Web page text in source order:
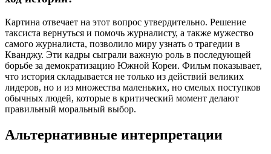
Картина отвечает на этот вопрос утвердительно. Решение
таксиста вернуться и помочь журналисту, а также мужество
самого журналиста, позволило миру узнать о трагедии в
Кванджу. Эти кадры сыграли важную роль в последующей
борьбе за демократизацию Южной Кореи. Фильм показывает,
что история складывается не только из действий великих
лидеров, но и из множества маленьких, но смелых поступков
обычных людей, которые в критический момент делают
правильный моральный выбор.
Альтернативные интерпретации